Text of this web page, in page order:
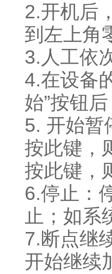
2.开机后
到左上角
3.人工依
4.在设备
始”按钮
5. 开始暂
按此键，
按此键，
6.停止：
止；如系
7.断点继
开始继续